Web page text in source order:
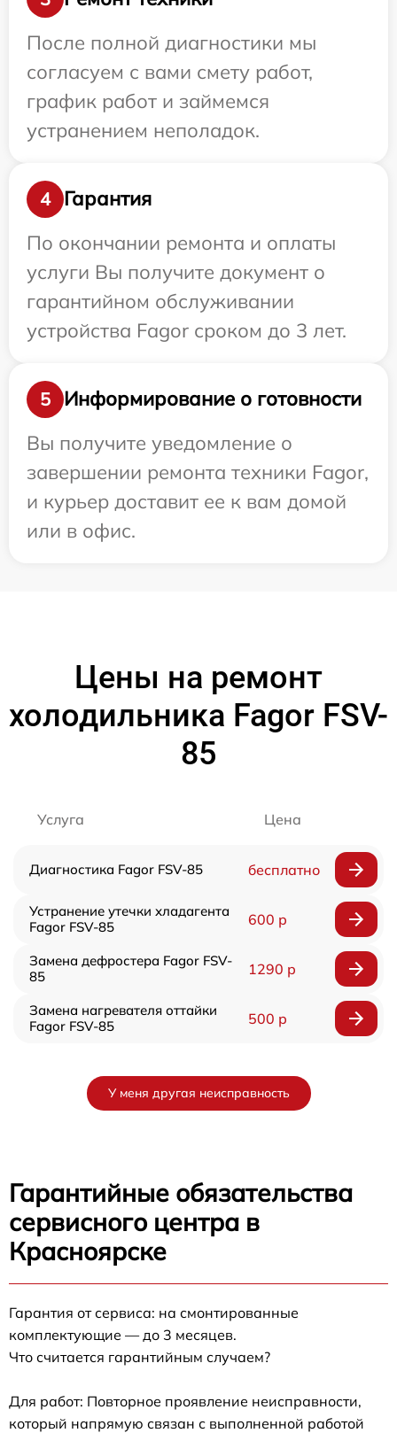
После полной диагностики мы
согласуем с вами смету работ,
график работ и займемся
устранением неполадок.
4
Гарантия
По окончании ремонта и оплаты
услуги Вы получите документ о
гарантийном обслуживании
устройства Fagor сроком до 3 лет.
5
Информирование о готовности
Вы получите уведомление о
завершении ремонта техники Fagor,
и курьер доставит ее к вам домой
или в офис.
Цены на ремонт
холодильника Fagor FSV-
85
Услуга Цена
Диагностика Fagor FSV-85 бесплатно
Устранение утечки хладагента
Fagor FSV-85
600 р
Замена дефростера Fagor FSV-
85
1290 р
Замена нагревателя оттайки
Fagor FSV-85
500 р
У меня другая неисправность
Гарантийные обязательства
сервисного центра в
Красноярске
Гарантия от сервиса: на смонтированные
комплектующие — до 3 месяцев.
Что считается гарантийным случаем?
Для работ: Повторное проявление неисправности,
который напрямую связан с выполненной работой